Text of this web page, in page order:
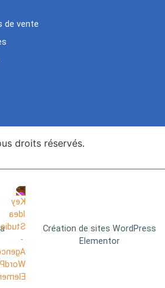
de vente
droits réservés.
Création de sites WordPress
Elementor